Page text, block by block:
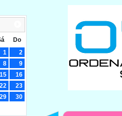
Do
1
2
8
9
15
16
22
23
29
30